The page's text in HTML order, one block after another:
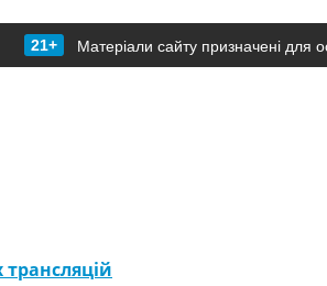
21+ Матеріали сайту призначені для